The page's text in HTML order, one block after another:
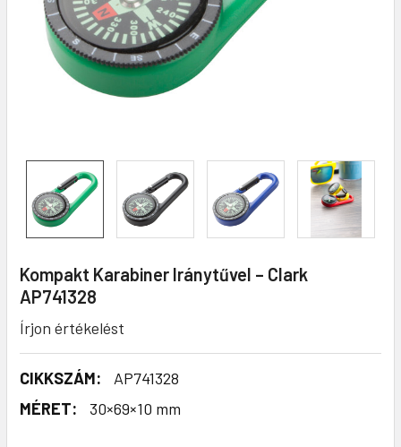
Kompakt Karabiner Iránytűvel – Clark
AP741328
Írjon értékelést
CIKKSZÁM:
AP741328
MÉRET:
30×69×10 mm